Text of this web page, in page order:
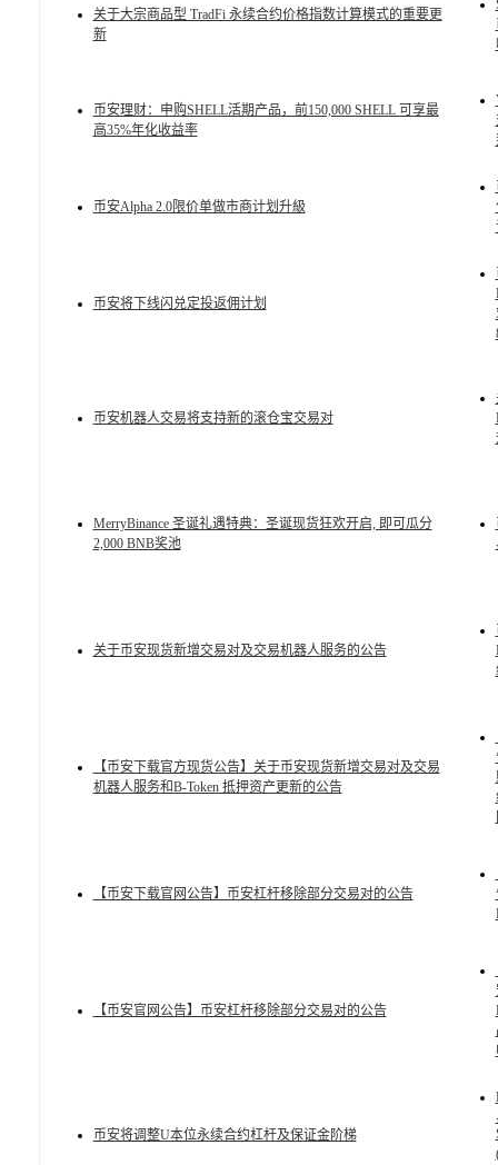
关于大宗商品型 TradFi 永续合约价格指数计算模式的重要更
新
币安理财：申购SHELL活期产品，前150,000 SHELL 可享最
高35%年化收益率
币安Alpha 2.0限价单做市商计划升級
币安将下线闪兑定投返佣计划
币安机器人交易将支持新的滚仓宝交易对
MerryBinance 圣诞礼遇特典：圣诞现货狂欢开启, 即可瓜分
2,000 BNB奖池
关于币安现货新增交易对及交易机器人服务的公告
【币安下载官方现货公告】关于币安现货新增交易对及交易
机器人服务和B-Token 抵押资产更新的公告
【币安下载官网公告】币安杠杆移除部分交易对的公告
【币安官网公告】币安杠杆移除部分交易对的公告
币安将调整U本位永续合约杠杆及保证金阶梯